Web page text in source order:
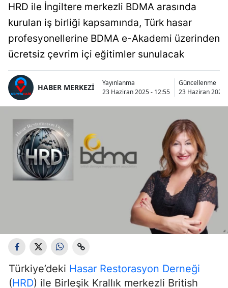
HRD ile İngiltere merkezli BDMA arasında
kurulan iş birliği kapsamında, Türk hasar
profesyonellerine BDMA e-Akademi üzerinden
ücretsiz çevrim içi eğitimler sunulacak
HABER MERKEZİ
Yayınlanma
23 Haziran 2025 - 12:55
Güncellenme
23 Haziran 2025
Türkiye’deki Hasar Restorasyon Derneği
(HRD) ile Birleşik Krallık merkezli British